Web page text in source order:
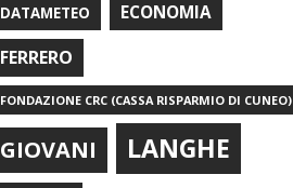
DATAMETEO ECONOMIA
FERRERO
FONDAZIONE CRC (CASSA RISPARMIO DI CUNEO)
GIOVANI LANGHE